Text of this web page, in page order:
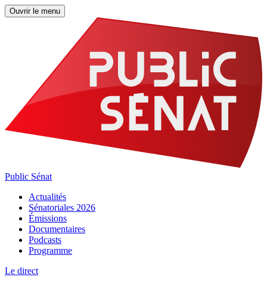
Ouvrir le menu
Public Sénat
Actualités
Sénatoriales 2026
Émissions
Documentaires
Podcasts
Programme
Le direct